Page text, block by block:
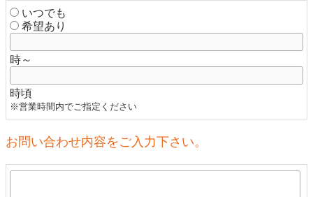
いつでも
希望あり
時～
時頃
※営業時間内でご指定ください
お問い合わせ内容をご入力下さい。